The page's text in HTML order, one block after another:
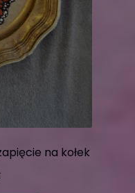
na kołek